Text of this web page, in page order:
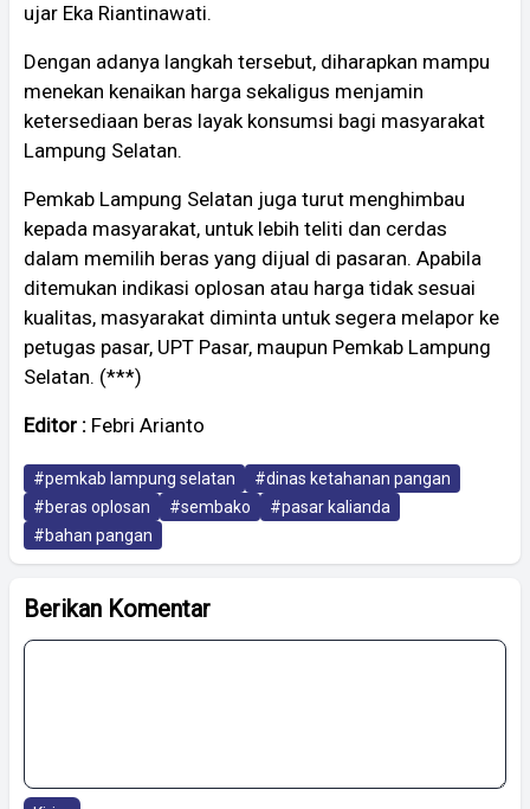
ujar Eka Riantinawati.
Dengan adanya langkah tersebut, diharapkan mampu
menekan kenaikan harga sekaligus menjamin
ketersediaan beras layak konsumsi bagi masyarakat
Lampung Selatan.
Pemkab Lampung Selatan juga turut menghimbau
kepada masyarakat, untuk lebih teliti dan cerdas
dalam memilih beras yang dijual di pasaran. Apabila
ditemukan indikasi oplosan atau harga tidak sesuai
kualitas, masyarakat diminta untuk segera melapor ke
petugas pasar, UPT Pasar, maupun Pemkab Lampung
Selatan. (***)
Editor : Febri Arianto
#pemkab lampung selatan
#dinas ketahanan pangan
#beras oplosan
#sembako
#pasar kalianda
#bahan pangan
Berikan Komentar